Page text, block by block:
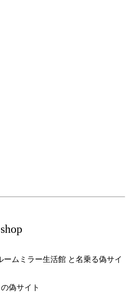
ームミラー生活館 と名乗る偽サイ